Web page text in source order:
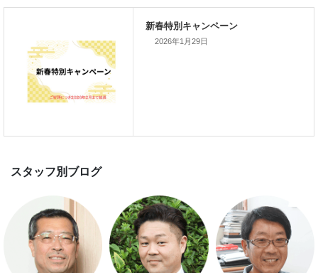
スマートハウス 完成見学会開催
2026年1月29日